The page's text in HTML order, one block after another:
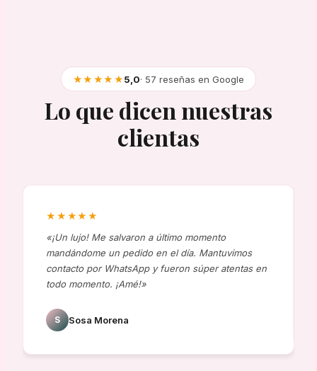
★★★★★5,0· 57 reseñas en Google
Lo que dicen nuestras
clientas
★★★★★
«¡Un lujo! Me salvaron a último momento
mandándome un pedido en el día. Mantuvimos
contacto por WhatsApp y fueron súper atentas en
todo momento. ¡Amé!»
S Sosa Morena